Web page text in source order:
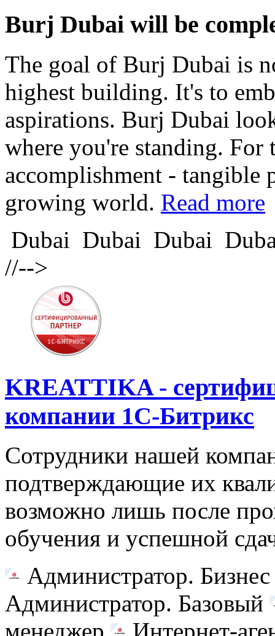
Burj Dubai will be
The goal of Burj Dubai is
highest building. It's to
aspirations. Burj Dubai
where you're standing.
accomplishment - tangible
growing world. Read more
Dubai Dubai Dubai
//-->
KREATTIKA -
компании 1С-Битрикс
Сотрудники нашей
подтверждающие их
возможно лишь после
обучения и успешной
Администратор. Бизнес
Администратор. Базовый